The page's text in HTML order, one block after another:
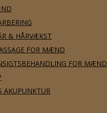
& HÅRVÆKST
FOR MÆND
FOR MÆND
AKUPUNKTUR